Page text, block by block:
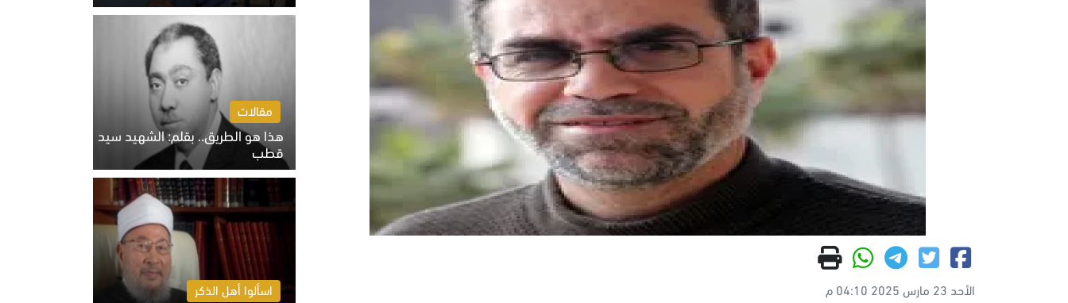
الأحد 23 مارس 2025 04:10 م
الخميس 6 أغسطس 2026 10:27 ص
مقالات
هذا هو الطريق.. بقلم: الشهيد سيد
قطب
الخميس 6 أغسطس 2026 10:52 ص
اسألوا أهل الذكر